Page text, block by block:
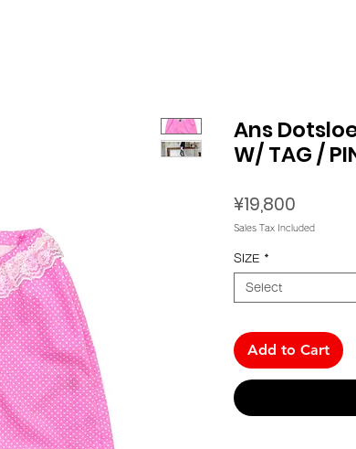
Ans
W/ TAG /
¥19,800
Sales Tax Included
SIZE *
Select
Add to Cart